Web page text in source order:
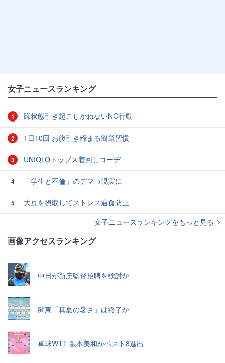
女子ニュースランキング
1 躁状態引き起こしかねないNG行動
2 1日10回 お腹引き締まる簡単習慣
3 UNIQLOトップス着回しコーデ
4 「学生と不倫」のデマ→現実に
5
大豆を摂取してストレス過食防止
女子ニュースランキングをもっと見る
画像アクセスランキング
中日が新庄監督招聘を検討か
関東「真夏の暑さ」は終了か
卓球WTT 張本美和がベスト8進出